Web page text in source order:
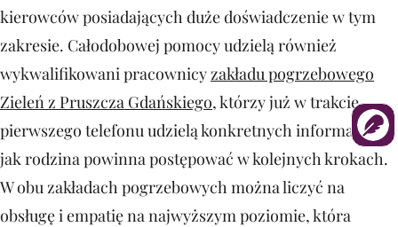
kierowców posiadających duże doświadczenie w tym
zakresie. Całodobowej pomocy udzielą również
wykwalifikowani pracownicy zakładu pogrzebowego
Zieleń z Pruszcza Gdańskiego, którzy już w trakcie
pierwszego telefonu udzielą konkretnych informacji,
jak rodzina powinna postępować w kolejnych krokach.
W obu zakładach pogrzebowych można liczyć na
obsługę i empatię na najwyższym poziomie, która